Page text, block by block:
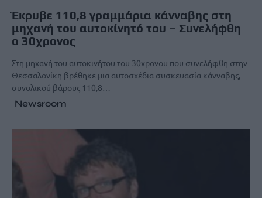
Έκρυβε 110,8 γραμμάρια κάνναβης στη
μηχανή του αυτοκίνητό του – Συνελήφθη
ο 30χρονος
Στη μηχανή του αυτοκινήτου του 30χρονου που συνελήφθη στην
Θεσσαλονίκη βρέθηκε μια αυτοσχέδια συσκευασία κάνναβης,
συνολικού βάρους 110,8…
Newsroom